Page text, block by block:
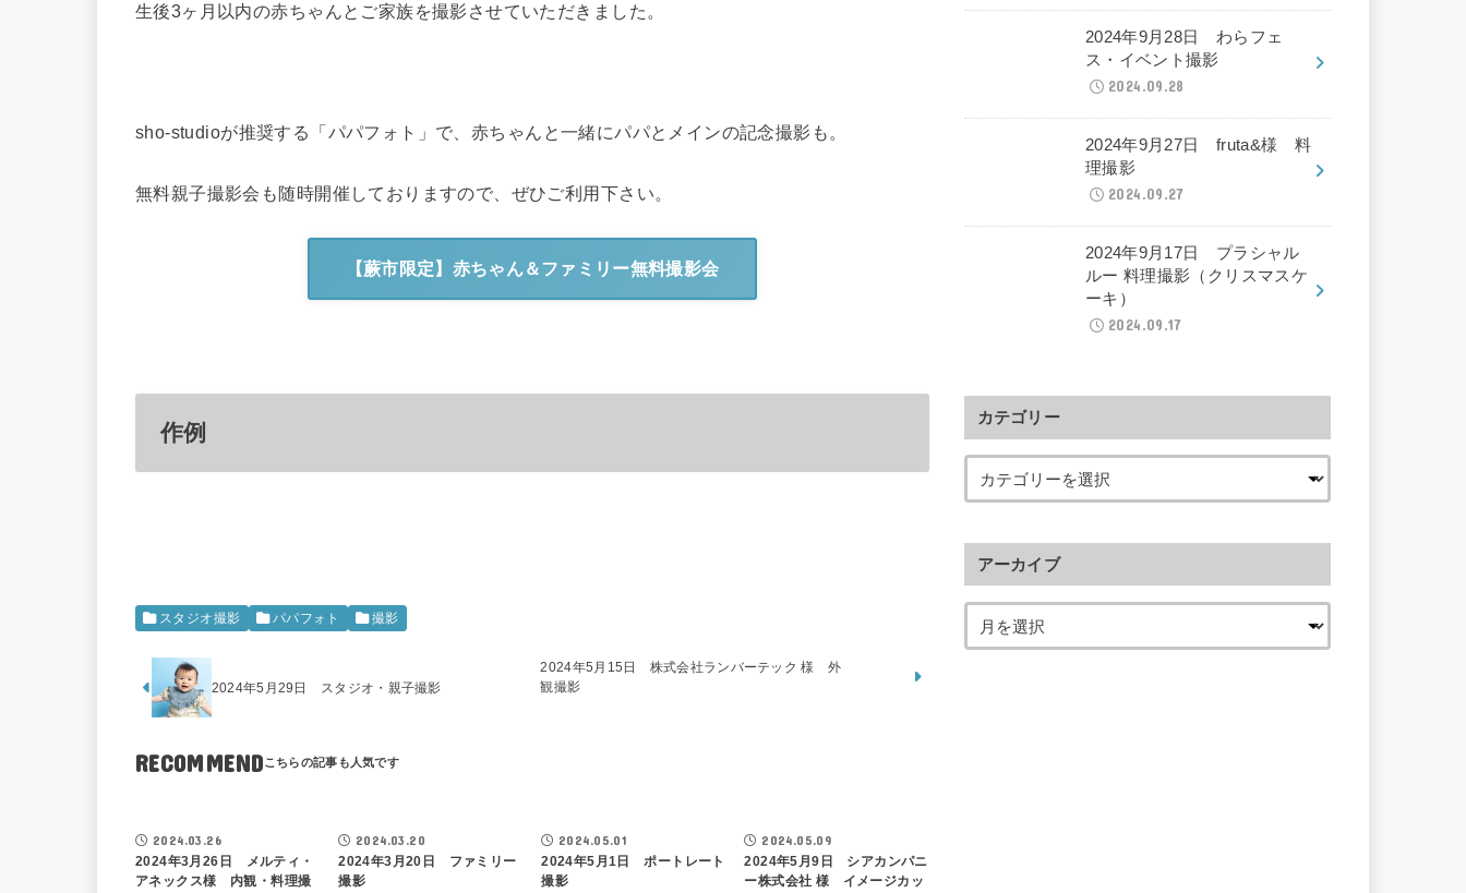
生後3ヶ月以内の赤ちゃんとご家族を撮影させていただきました。
sho-studioが推奨する「パパフォト」で、赤ちゃんと一緒にパパとメインの記念撮影も。
無料親子撮影会も随時開催しておりますので、ぜひご利用下さい。
【蕨市限定】赤ちゃん＆ファミリー無料撮影会
作例
スタジオ撮影 パパフォト 撮影
2024年5月29日 スタジオ・親子撮影
2024年5月15日 株式会社ランバーテック 様 外
観撮影
RECOMMEND
2024.03.26
2024年3月26日 メルティ・
アネックス様 内観・料理撮
2024.03.20
2024年3月20日 ファミリー
撮影
2024.05.01
2024年5月1日 ポートレート
撮影
2024.05.09
2024年5月9日 シアカンパニ
ー株式会社 様 イメージカッ
2024年9月28日 わらフェ
ス・イベント撮影
2024.09.28
2024年9月27日 fruta&様 料
理撮影
2024.09.27
2024年9月17日 プラシャル
ルー 料理撮影（クリスマスケ
ーキ）
2024.09.17
カテゴリー
アーカイブ